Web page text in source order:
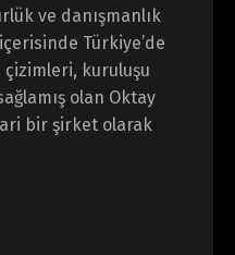
ve danışmanlık
Türkiye’de
kuruluşu
olan Oktay
bir şirket olarak